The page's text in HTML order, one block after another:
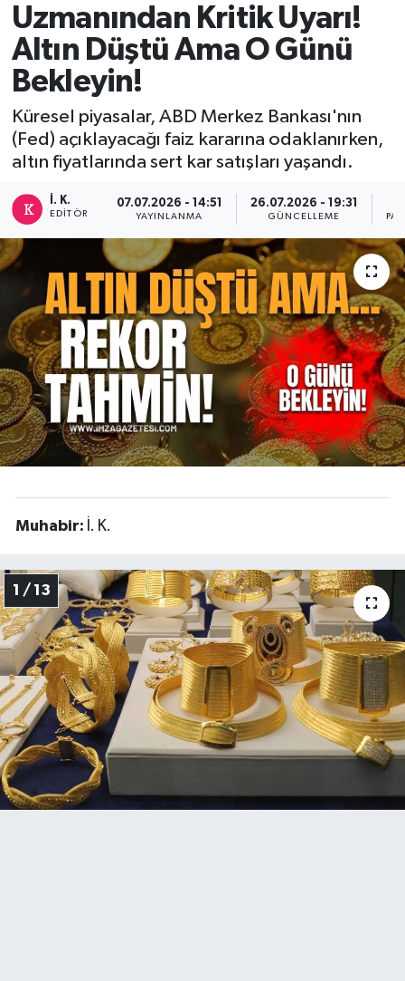
Uzmanından Kritik Uyarı!
Altın Düştü Ama O Günü
Bekleyin!
Küresel piyasalar, ABD Merkez Bankası'nın
(Fed) açıklayacağı faiz kararına odaklanırken,
altın fiyatlarında sert kar satışları yaşandı.
İ. K.
EDITÖR
07.07.2026 - 14:51
YAYINLANMA
26.07.2026 - 19:31
GÜNCELLEME
Muhabir: İ. K.
1 / 13
DEVREK
DÜZCE
EREĞLİ
GÖKÇEBEY
KARABÜK
KASTAMONU